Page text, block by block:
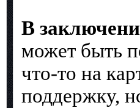
В
может быть
что-то на
поддержку,